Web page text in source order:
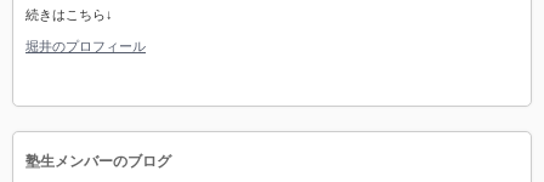
続きはこちら↓
堀井のプロフィール
塾生メンバーのブログ